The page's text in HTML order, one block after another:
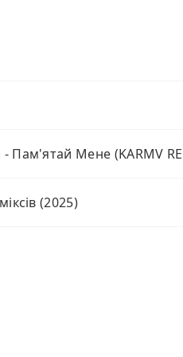
Пам'ятай Мене (KARMV
(2025)